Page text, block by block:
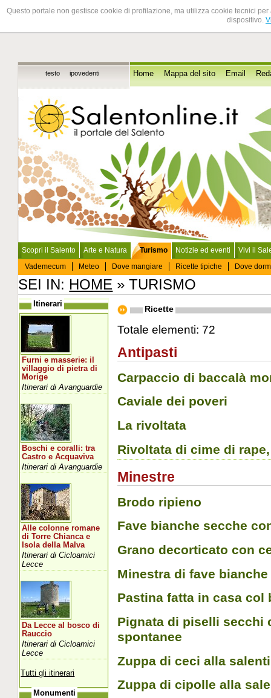
Questo portale non gestisce cookie di profilazione, ma utilizza cookie tecnici
dispositivo.
testo ipovedenti Home Mappa del sito Email
Scopri il Salento Arte e Natura
Turismo
Vademecum
Meteo Dove mangiare Ricette tipiche Dove
Notizie ed eventi Vivi il
SEI IN: HOME » TURISMO
Ricette
Totale elementi: 72
Antipasti
Carpaccio di baccalà
Caviale dei poveri
La rivoltata
Rivoltata di cime di
Minestre
Brodo ripieno
Fave bianche secche
Grano decorticato con
Minestra di fave
Pastina fatta in casa col
Pignata di piselli secchi
spontanee
Zuppa di ceci alla
Zuppa di cipolle alla
Itinerari
Furni e masserie: il
villaggio di pietra di
Morige
Itinerari di Avanguardie
Boschi e coralli: tra
Castro e Acquaviva
Itinerari di Avanguardie
Alle colonne romane
di Torre Chianca e
Isola della Malva
Itinerari di Cicloamici
Lecce
Da Lecce al bosco di
Rauccio
Itinerari di Cicloamici
Lecce
Tutti gli itinerari
Monumenti